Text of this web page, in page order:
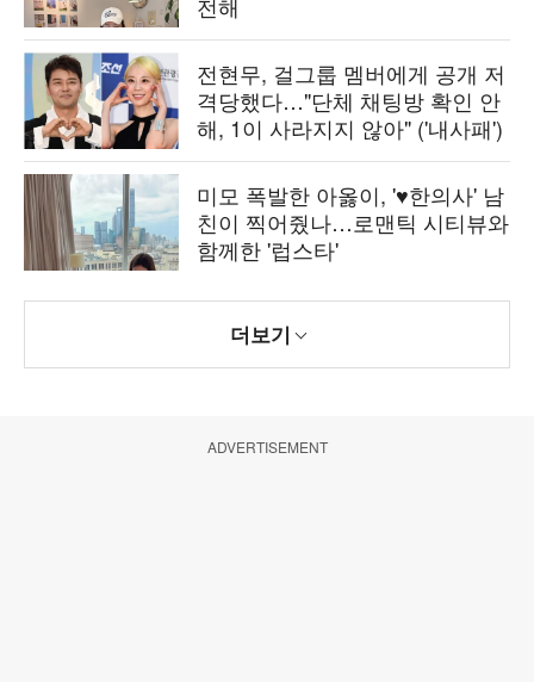
전현무, 걸그룹 멤버에게 공개 저
격당했다…"단체 채팅방 확인 안
해, 1이 사라지지 않아" ('내사패')
미모 폭발한 아옳이, '♥한의사' 남
친이 찍어줬나…로맨틱 시티뷰와
함께한 '럽스타'
더보기
ADVERTISEMENT